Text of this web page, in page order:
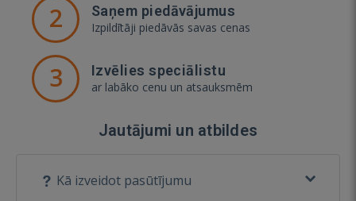
2 Saņem piedāvājumus
Izpildītāji piedāvās savas cenas
3 Izvēlies speciālistu
ar labāko cenu un atsauksmēm
Jautājumi un atbildes
Kā izveidot pasūtījumu